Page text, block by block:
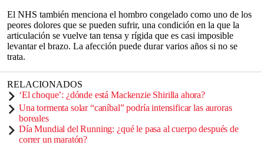
seconds
El NHS también menciona el hombro congelado como uno de los
peores dolores que se pueden sufrir, una condición en la que la
articulación se vuelve tan tensa y rígida que es casi imposible
levantar el brazo. La afección puede durar varios años si no se
trata.
RELACIONADOS
‘El choque’: ¿dónde está Mackenzie Shirilla ahora?
Una tormenta solar “caníbal” podría intensificar las auroras
boreales
Día Mundial del Running: ¿qué le pasa al cuerpo después de
correr un maratón?